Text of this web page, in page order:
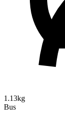
1.13kg
Bus